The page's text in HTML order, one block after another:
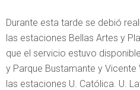
Durante esta tarde se debió
las estaciones Bellas Artes y
que el servicio estuvo
y Parque Bustamante y Vicente
las estaciones U. Católica. U.